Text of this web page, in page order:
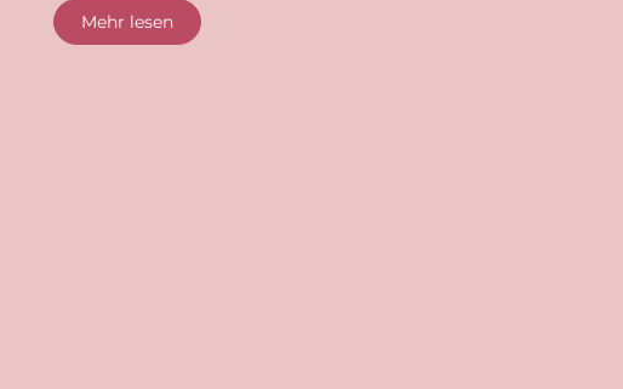
Mehr lesen